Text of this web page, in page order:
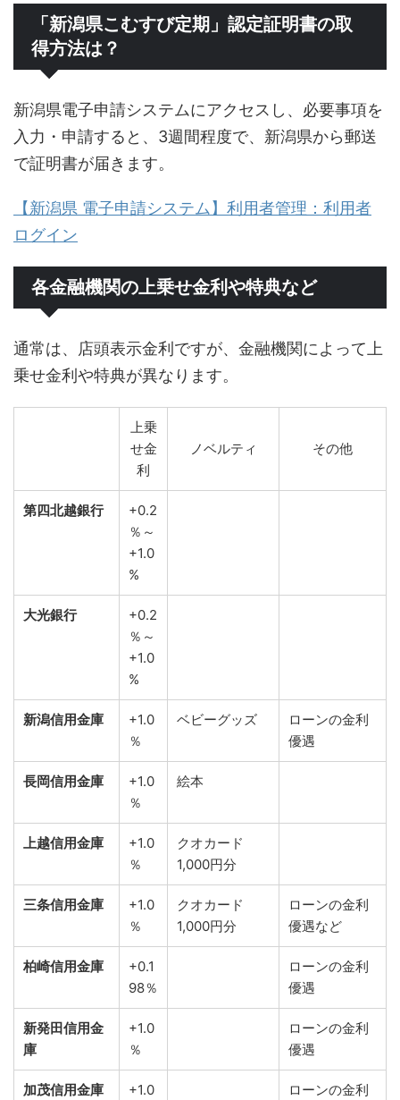
「新潟県こむすび定期」認定証明書の取
得方法は？
新潟県電子申請システムにアクセスし、必要事項を
入力・申請すると、3週間程度で、新潟県から郵送
で証明書が届きます。
【新潟県 電子申請システム】利用者管理：利用者
ログイン
各金融機関の上乗せ金利や特典など
通常は、店頭表示金利ですが、金融機関によって上
乗せ金利や特典が異なります。
上乗
せ金
利
ノベルティ その他
第四北越銀行
+0.2
％～
+1.0
%
大光銀行
+0.2
％～
+1.0
%
新潟信用金庫
+1.0
％
ベビーグッズ
ローンの金利
優遇
長岡信用金庫
+1.0
％
絵本
上越信用金庫
+1.0
％
クオカード
1,000円分
三条信用金庫
+1.0
％
クオカード
1,000円分
ローンの金利
優遇など
柏崎信用金庫
+0.1
98％
ローンの金利
優遇
新発田信用金
庫
+1.0
％
ローンの金利
優遇
加茂信用金庫
+1.0
ローンの金利